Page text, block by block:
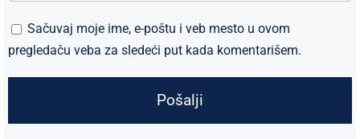
Sačuvaj moje ime, e-poštu i veb mesto u ovom
pregledaču veba za sledeći put kada komentarišem.